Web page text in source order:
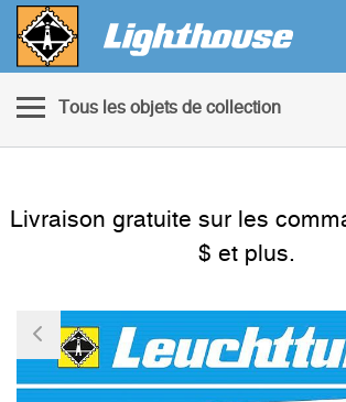
Tous les objets de collection
Livraison gratuite sur les
$ et plus.